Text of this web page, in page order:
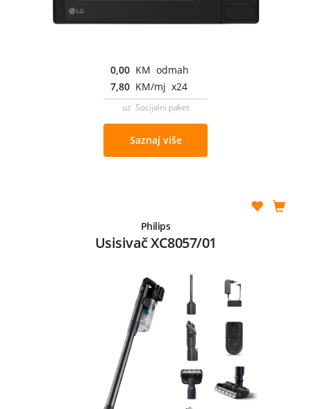
0,00 KM odmah
7,80 KM/mj x24
uz Socijalni paket
Saznaj više
Philips
Usisivač XC8057/01